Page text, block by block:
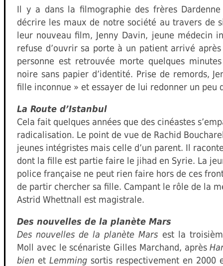
Il y a dans la filmographie des frères
décrire les maux de notre société au travers de
leur nouveau film, Jenny Davin, jeune médecin
refuse d’ouvrir sa porte à un patient arrivé
personne est retrouvée morte quelques
noire sans papier d’identité. Prise de remords,
fille inconnue » et essayer de lui redonner un peu
La Route d’Istanbul
Cela fait quelques années que des cinéastes
radicalisation. Le point de vue de Rachid
jeunes intégristes mais celle d’un parent. Il
dont la fille est partie faire le jihad en Syrie. La
police française ne peut rien faire hors de ces
de partir chercher sa fille. Campant le rôle de la
Astrid Whettnall est magistrale.
Des nouvelles de la planète Mars
Des nouvelles de la planète Mars est la
Moll avec le scénariste Gilles Marchand, après
bien et Lemming sortis respectivement en 2000